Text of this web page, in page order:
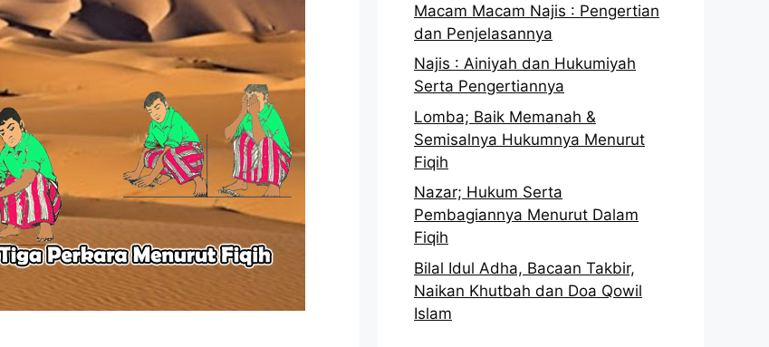
Macam Macam Najis : Pengertian
dan Penjelasannya
Najis : Ainiyah dan Hukumiyah
Serta Pengertiannya
Lomba; Baik Memanah &
Semisalnya Hukumnya Menurut
Fiqih
Nazar; Hukum Serta
Pembagiannya Menurut Dalam
Fiqih
Bilal Idul Adha, Bacaan Takbir,
Naikan Khutbah dan Doa Qowil
Islam